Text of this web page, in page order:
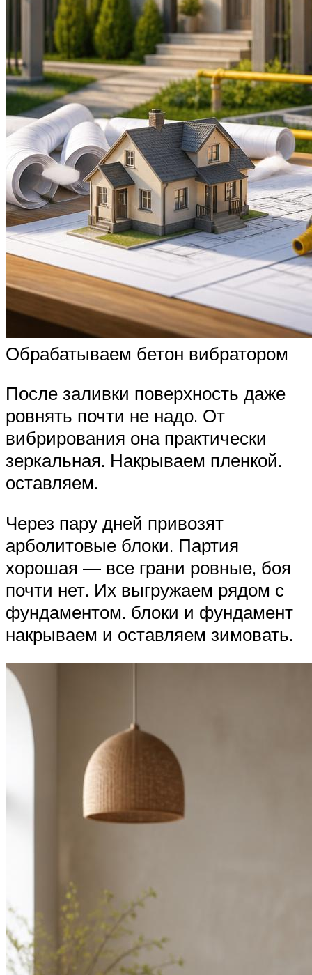
Обрабатываем бетон вибратором
После заливки поверхность даже
ровнять почти не надо. От
вибрирования она практически
зеркальная. Накрываем пленкой.
оставляем.
Через пару дней привозят
арболитовые блоки. Партия
хорошая — все грани ровные, боя
почти нет. Их выгружаем рядом с
фундаментом. блоки и фундамент
накрываем и оставляем зимовать.